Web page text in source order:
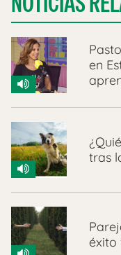
en
tras
éxito